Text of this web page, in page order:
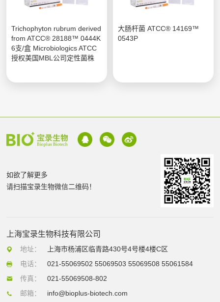
Trichophyton rubrum derived
from ATCC® 28188™ 0444K
6支/盒 Microbiologics ATCC
授权美国MBL公司定性菌株
大肠杆菌 ATCC® 14169™
0543P
如欲了解更多
请扫描宝录生物微信二维码！
上海宝录生物科技有限公司
地址：
上海市杨浦区临青路430号4号楼4楼C区
电话：
021-55069502 55069503 55069508 55061584
传真：
021-55069508-802
邮箱：
info@bioplus-biotech.com